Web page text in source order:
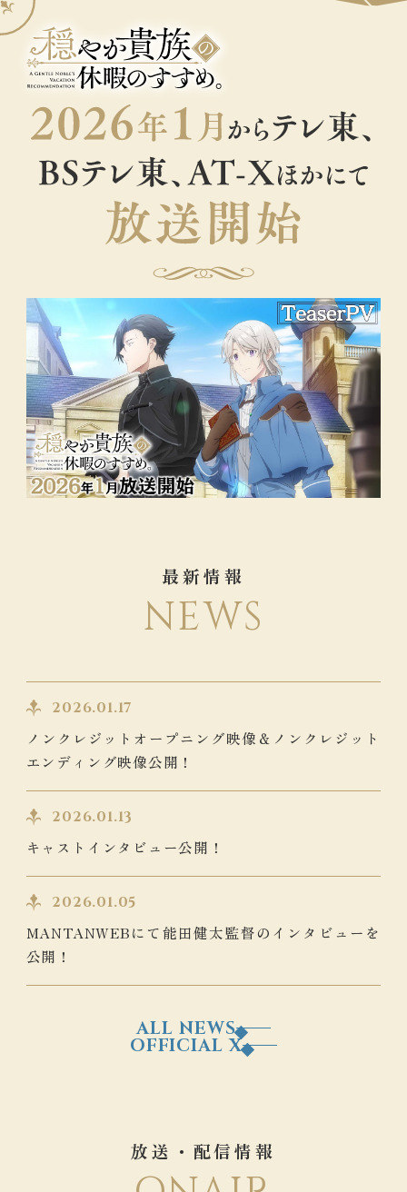
最新情報
NEWS
2026.01.17
ノンクレジットオープニング映像＆ノンクレジット
エンディング映像公開！
2026.01.13
キャストインタビュー公開！
2026.01.05
MANTANWEBにて能田健太監督のインタビューを
公開！
ALL NEWS
OFFICIAL X
放送・配信情報